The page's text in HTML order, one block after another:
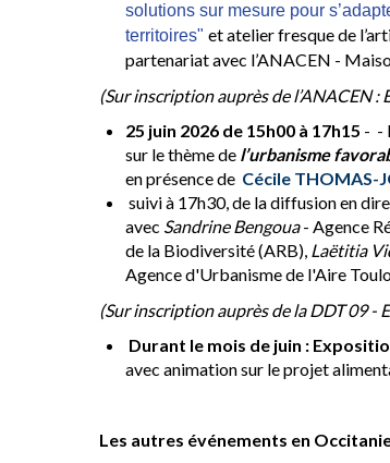
solutions sur mesure pour
territoires" et atelier fresque de
partenariat avec l’ANACEN -
(Sur inscription auprès de l’ANACEN :
25 juin 2026 de 15h00 à 17h15 - -
sur le thème de l’urbanisme
en présence de Cécile THOMAS-
suivi à 17h30, de la diffusion en
avec Sandrine Bengoua- Agence
de la Biodiversité (ARB), Laëtitia
Agence d'Urbanisme de l'Aire
(Sur inscription auprès de la DDT 09 -
Durant le mois de juin :
avec animation sur le projet
Les autres événements en